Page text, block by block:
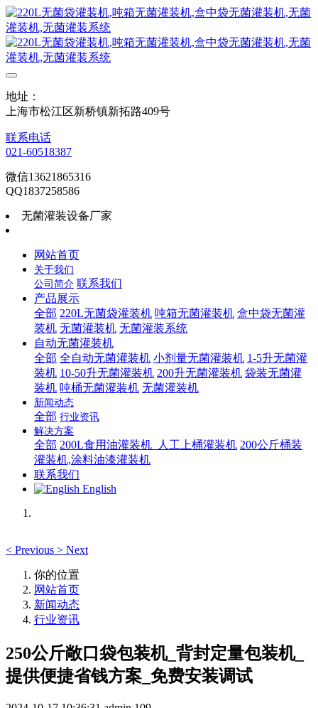
地址：
上海市松江区新桥镇新拓路409号
联系电话
021-60518387
微信13621865316
QQ1837258586
无菌灌装设备厂家
网站首页
关于我们
公司简介 联系我们
产品展示
全部 220L无菌袋灌装机 吨箱无菌灌装机 盒中袋无菌灌
装机 无菌灌装机 无菌灌装系统
自动无菌灌装机
全部 全自动无菌灌装机 小剂量无菌灌装机 1-5升无菌灌
装机 10-50升无菌灌装机 200升无菌灌装机 袋装无菌灌
装机 吨桶无菌灌装机 无菌灌装机
新闻动态
全部 行业资讯
解决方案
全部 200L食用油灌装机_人工上桶灌装机 200公斤桶装
灌装机,涂料油漆灌装机
联系我们
English
< Previous > Next
你的位置
网站首页
新闻动态
行业资讯
250公斤敞口袋包装机_背封定量包装机_
提供便捷省钱方案_免费安装调试